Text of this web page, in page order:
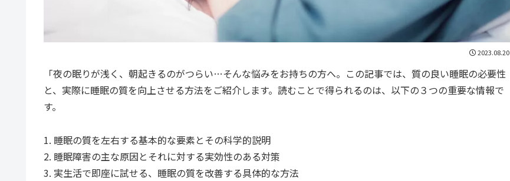
2023.08.20
「夜の眠りが浅く、朝起きるのがつらい…そんな悩みをお持ちの方へ。この記事では、質の良い睡眠の必要性
と、実際に睡眠の質を向上させる方法をご紹介します。読むことで得られるのは、以下の３つの重要な情報で
す。
1. 睡眠の質を左右する基本的な要素とその科学的説明
2. 睡眠障害の主な原因とそれに対する実効性のある対策
3. 実生活で即座に試せる、睡眠の質を改善する具体的な方法